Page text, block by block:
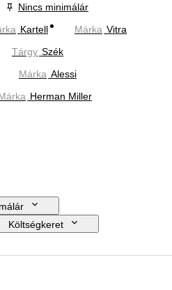
Nincs minimálár
Kartell Márka Vitra
Tárgy Szék
Márka Alessi
Herman Miller
Költségkeret